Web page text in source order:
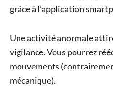
grâce à l’application
Une activité anormale
vigilance. Vous pourrez
mouvements
mécanique).